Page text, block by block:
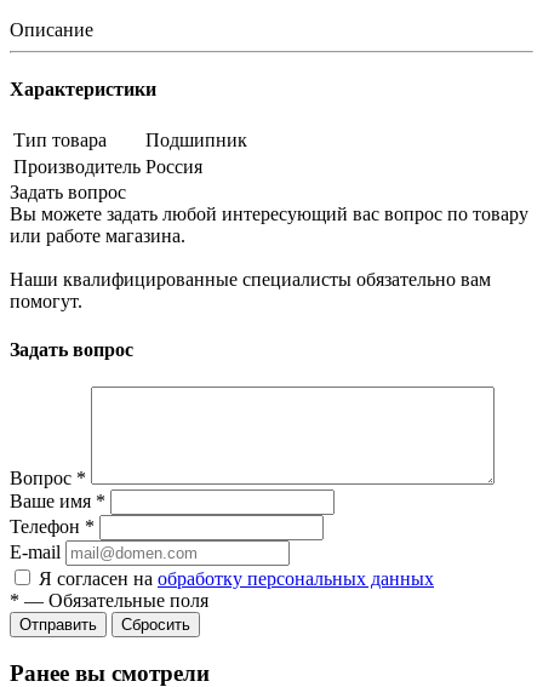
Описание
Характеристики
Тип товара
Подшипник
Производитель Россия
Задать вопрос
Вы можете задать любой интересующий вас вопрос по товару
или работе магазина.
Наши квалифицированные специалисты обязательно вам
помогут.
Задать вопрос
Вопрос *
Ваше имя *
Телефон *
E-mail
Я согласен на обработку персональных данных
* — Обязательные поля
Сбросить
Ранее вы смотрели